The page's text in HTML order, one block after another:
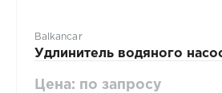
Balkancar
Удлинитель водяного
Цена: по запросу